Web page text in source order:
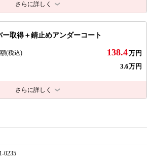
さらに詳しく
取得＋錆止めアンダーコート
(税込) 138.4万円
3.6万円
さらに詳しく
0235